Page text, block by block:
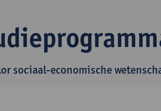
sociaal-economische